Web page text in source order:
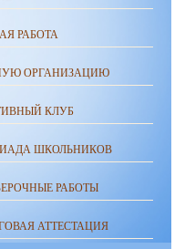
РАБОТА
ОРГАНИЗАЦИЮ
КЛУБ
ШКОЛЬНИКОВ
РАБОТЫ
АТТЕСТАЦИЯ